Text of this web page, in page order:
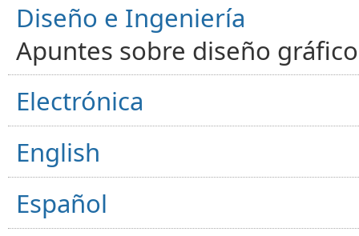
Diseño e Ingeniería
Apuntes sobre diseño
Electrónica
English
Español